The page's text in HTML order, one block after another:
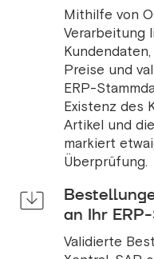
Mithilfe von
Verarbeitung
Preise und
ERP-
Existenz des
Artikel und
markiert
Überprüfung.
an Ihr
Validierte